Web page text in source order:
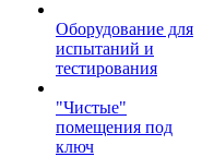
Оборудование для
испытаний и
тестирования
"Чистые"
помещения под
ключ